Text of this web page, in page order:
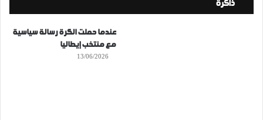
ذاكرة
عندما حملت الكرة رسالة سياسية
مع منتخب إيطاليا
13/06/2026